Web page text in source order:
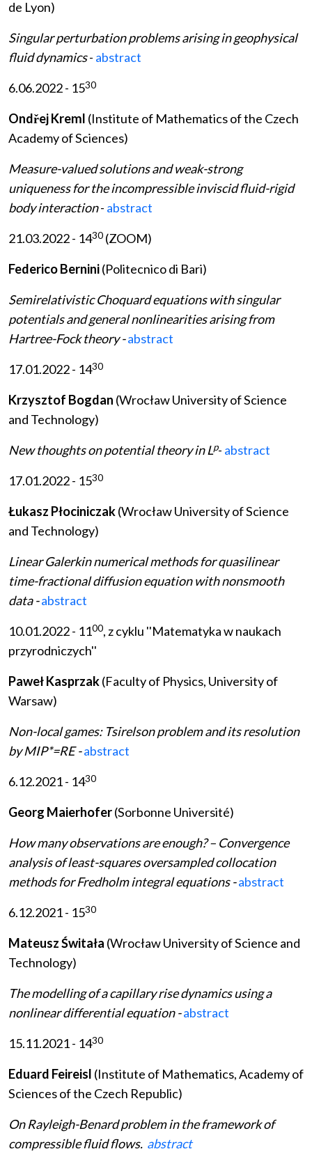
de Lyon)
Singular perturbation problems arising in geophysical
fluid dynamics- abstract
6.06.2022 - 1530
Ondřej Kreml (Institute of Mathematics of the Czech
Academy of Sciences)
Measure-valued solutions and weak-strong
uniqueness for the incompressible inviscid fluid-rigid
body interaction- abstract
21.03.2022 - 1430 (ZOOM)
Federico Bernini(Politecnico di Bari)
Semirelativistic Choquard equations with singular
potentials and general nonlinearities arising from
Hartree-Fock theory -abstract
17.01.2022 - 1430
Krzysztof Bogdan (Wrocław University of Science
and Technology)
New thoughts on potential theory in Lp- abstract
17.01.2022 - 1530
Łukasz Płociniczak(Wrocław University of Science
and Technology)
Linear Galerkin numerical methods for quasilinear
time-fractional diffusion equation with nonsmooth
data -abstract
10.01.2022 - 1100, z cyklu ''Matematyka w naukach
przyrodniczych''
Paweł Kasprzak(Faculty of Physics, University of
Warsaw)
Non-local games: Tsirelson problem and its resolution
by MIP*=RE -abstract
6.12.2021 - 1430
Georg Maierhofer(Sorbonne Université)
How many observations are enough? – Convergence
analysis of least-squares oversampled collocation
methods for Fredholm integral equations -abstract
6.12.2021 - 1530
Mateusz Świtała (Wrocław University of Science and
Technology)
The modelling of a capillary rise dynamics using a
nonlinear differential equation -abstract
15.11.2021 - 1430
Eduard Feireisl (Institute of Mathematics, Academy of
Sciences of the Czech Republic)
On Rayleigh-Benard problem in the framework of
compressible fluid flows. abstract